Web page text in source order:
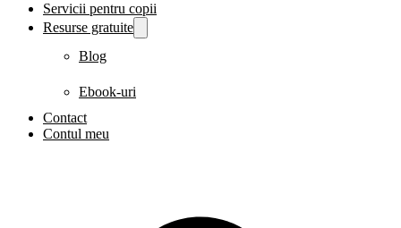
Servicii pentru copii
Resurse gratuite
Blog
Ebook-uri
Contact
Contul meu